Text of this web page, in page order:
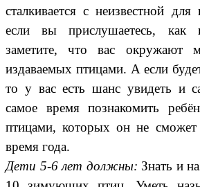
сталкивается с неизвестной
если вы прислушаетесь, как
заметите, что вас окружают
издаваемых птицами. А если
то у вас есть шанс увидеть и
самое время познакомить
птицами, которых он не сможет
время года.
Дети 5-6 лет должны: Знать и